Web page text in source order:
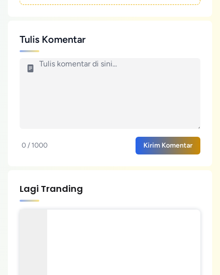
Tulis Komentar
0 / 1000 Kirim Komentar
Lagi Tranding